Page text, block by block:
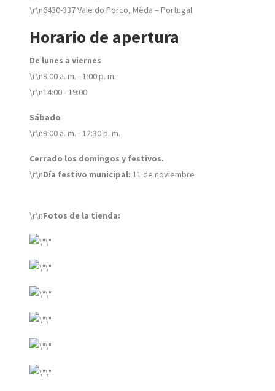
\r\n6430-337 Vale do Porco, Mêda – Portugal
Horario de apertura
De lunes a viernes
\r\n9:00 a. m. - 1:00 p. m.
\r\n14:00 - 19:00
Sábado
\r\n9:00 a. m. - 12:30 p. m.
Cerrado los domingos y festivos.
\r\nDía festivo municipal: 11 de noviembre
\r\nFotos de la tienda: